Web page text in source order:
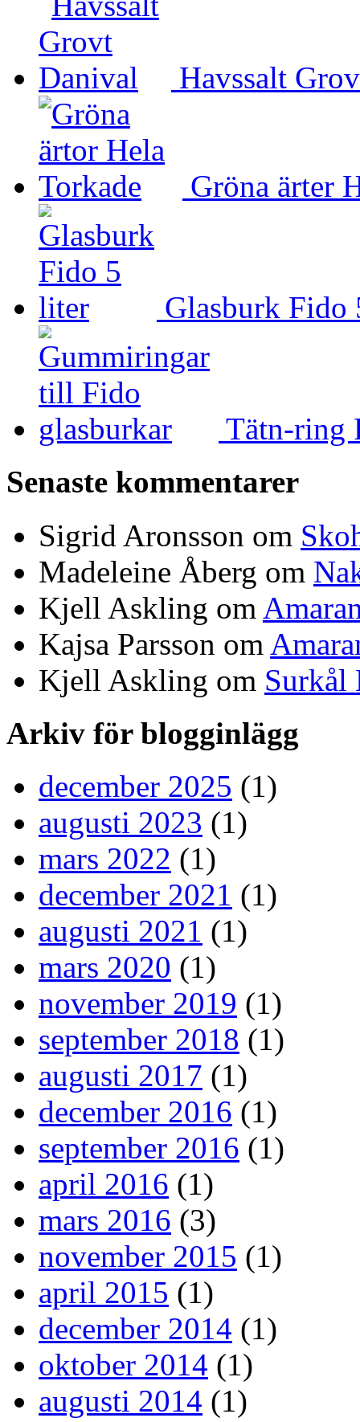
Havssalt
Gröna ärter
Glasburk
Tätn-ring
Senaste kommentarer
Sigrid Aronsson om
Madeleine Åberg om
Kjell Askling om
Kajsa Parsson om
Kjell Askling om Surkål
Arkiv för blogginlägg
december 2025 (1)
augusti 2023 (1)
mars 2022 (1)
december 2021 (1)
augusti 2021 (1)
mars 2020 (1)
november 2019 (1)
september 2018 (1)
augusti 2017 (1)
december 2016 (1)
september 2016 (1)
april 2016 (1)
mars 2016 (3)
november 2015 (1)
april 2015 (1)
december 2014 (1)
oktober 2014 (1)
augusti 2014 (1)